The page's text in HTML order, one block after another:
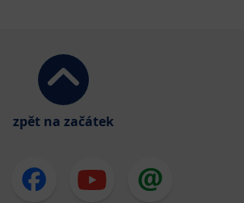
zpět na začátek